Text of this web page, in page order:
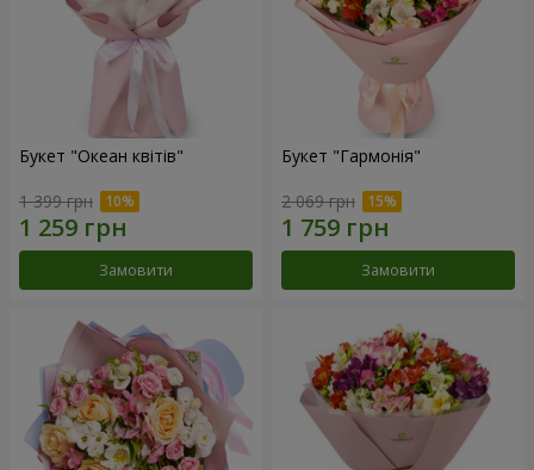
Букет "Океан квітів"
1 399 грн
Замовити
Букет "Гармонія"
2 069 грн
Замовити